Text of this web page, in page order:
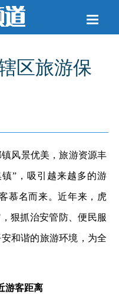
区旅游保
镇风景优美，旅游资源丰
”，吸引越来越多的游
慕名而来。近年来，虎
狠抓治安管防、便民服
和谐的旅游环境，为全
游客距离